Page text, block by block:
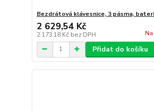
Bezdrátová klávesnice, 3 pásma,
2 629,54 Kč
2 173,18 Kč bez DPH
Přidat do košíku